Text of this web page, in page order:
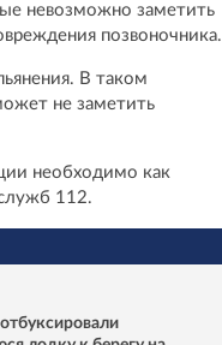
невозможно заметить
позвоночника.
В таком
не заметить
необходимо как
112.